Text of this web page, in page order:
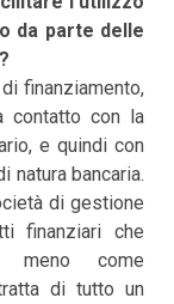
da parte delle
finanziamento,
contatto con la
e quindi con
natura bancaria.
di gestione
finanziari che
meno come
di tutto un